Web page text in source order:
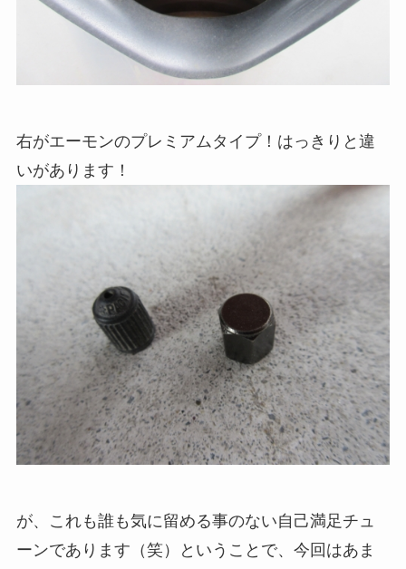
右がエーモンのプレミアムタイプ！はっきりと違
いがあります！
が、これも誰も気に留める事のない自己満足チュ
ーンであります（笑）ということで、今回はあま